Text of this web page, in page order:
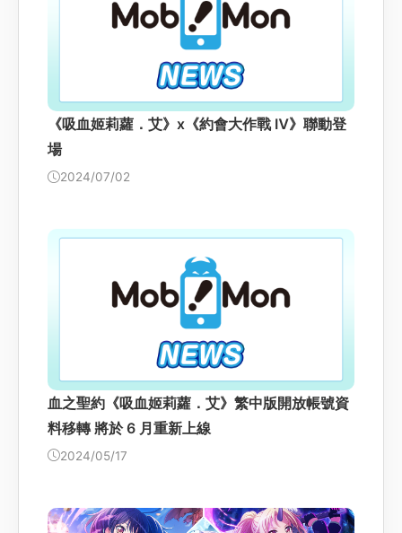
《吸血姬莉蘿．艾》x《約會大作戰 Ⅳ》聯動登
場
2024/07/02
血之聖約《吸血姬莉蘿．艾》繁中版開放帳號資
料移轉 將於 6 月重新上線
2024/05/17